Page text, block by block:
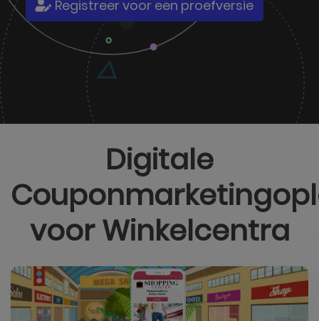
Registreer voor een proefversie
Digitale
voorWinkelcentra